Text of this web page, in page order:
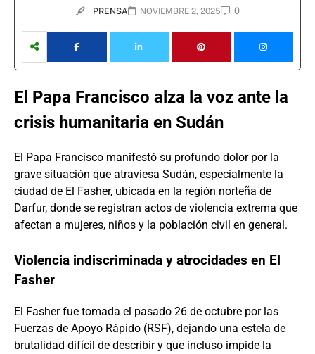
PRENSA NOVIEMBRE 2, 2025 0
El Papa Francisco alza la voz ante la
crisis humanitaria en Sudán
El Papa Francisco manifestó su profundo dolor por la
grave situación que atraviesa Sudán, especialmente la
ciudad de El Fasher, ubicada en la región norteña de
Darfur, donde se registran actos de violencia extrema que
afectan a mujeres, niños y la población civil en general.
Violencia indiscriminada y atrocidades en El
Fasher
El Fasher fue tomada el pasado 26 de octubre por las
Fuerzas de Apoyo Rápido (RSF), dejando una estela de
brutalidad difícil de describir y que incluso impide la